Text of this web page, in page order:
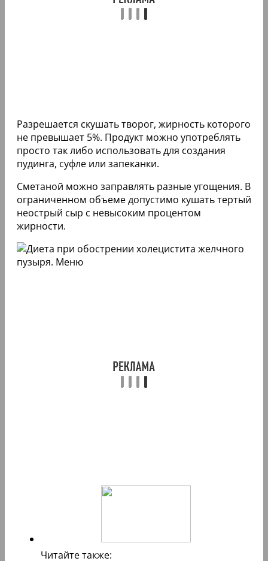
Разрешается скушать творог, жирность которого
не превышает 5%. Продукт можно употреблять
просто так либо использовать для создания
пудинга, суфле или запеканки.
Сметаной можно заправлять разные угощения. В
ограниченном объеме допустимо кушать тертый
неострый сыр с невысоким процентом
жирности.
Читайте также: